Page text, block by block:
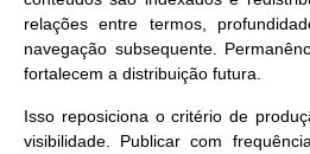
relações entre termos,
navegação subsequente.
fortalecem a distribuição futura.
Isso reposiciona o critério de
visibilidade. Publicar com